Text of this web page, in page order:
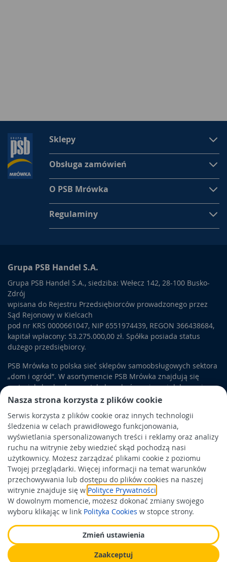
Nasza strona korzysta z plików cookie
Serwis korzysta z plików cookie oraz innych technologii
śledzenia w celach prawidłowego funkcjonowania,
wyświetlania spersonalizowanych treści i reklamy oraz analizy
ruchu na witrynie żeby wiedzieć skąd pochodzą nasi
użytkownicy. Możesz zarządzać plikami cookie z poziomu
Twojej przeglądarki. Więcej informacji na temat warunków
przechowywania lub dostępu do plików cookies na naszej
witrynie znajduje się w Polityce Prywatności
W dowolnym momencie, możesz dokonać zmiany swojego
wyboru klikając w link Polityka Cookies w stopce strony.
Zmień ustawienia
Zaakceptuj
Sklepy
Obsługa zamówień
O PSB Mrówka
Regulaminy
Grupa PSB Handel S.A.
Grupa PSB Handel S.A., siedziba: Wełecz 142, 28-100 Busko-
Zdrój
wpisana do Rejestru Przedsiębiorców prowadzonego przez
Sąd Rejonowy w Kielcach
pod nr KRS 0000661047, NIP 6551974439, REGON 366438684,
kapitał wpłacony: 53.275.000,00 zł. Spółka posiada status
dużego przedsiębiorcy.
PSB Mrówka to polska sieć sklepów samoobsługowych sektora
„dom i ogród”. W asortymencie PSB Mrówka znajdują się
materiały budowlane, artykuły wykończeniowe i dekoracyjne,
wyposażenie łazienek i kuchni, elektronarzędzia, a także
artykuły związane z ogrodem i otoczeniem domu.
Obowiązek informacyjny
Polityka prywatności
Polityka Cookies
Odbiór zużytego sprzętu
Wspierają nas: